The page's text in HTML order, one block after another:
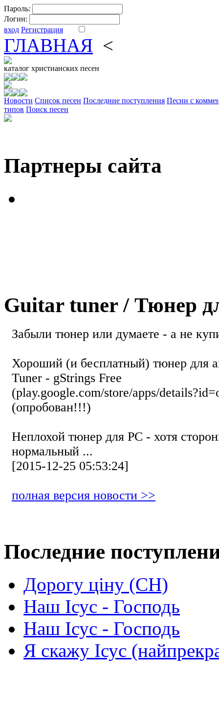
Пароль:
Логин:
вход Регистрация
ГЛАВНАЯ <
каталог христианских песен
Новости Cписок песен Последние поступления Песни с
типов Поиск песен
Партнеры сайта
Guitar tuner / Тюнер
Забыли тюнер или думаете - а не
Хороший (и бесплатный) тюнер для
Tuner - gStrings Free
(play.google.com/store/apps/
(опробован!!!)
Неплохой тюнер для РС - хотя
нормальный ...
[2015-12-25 05:53:24]
полная версия новости >>
Последние
Дорогу ціну (СН)
Наш Ісус - Господь
Наш Ісус - Господь
Я скажу Ісус